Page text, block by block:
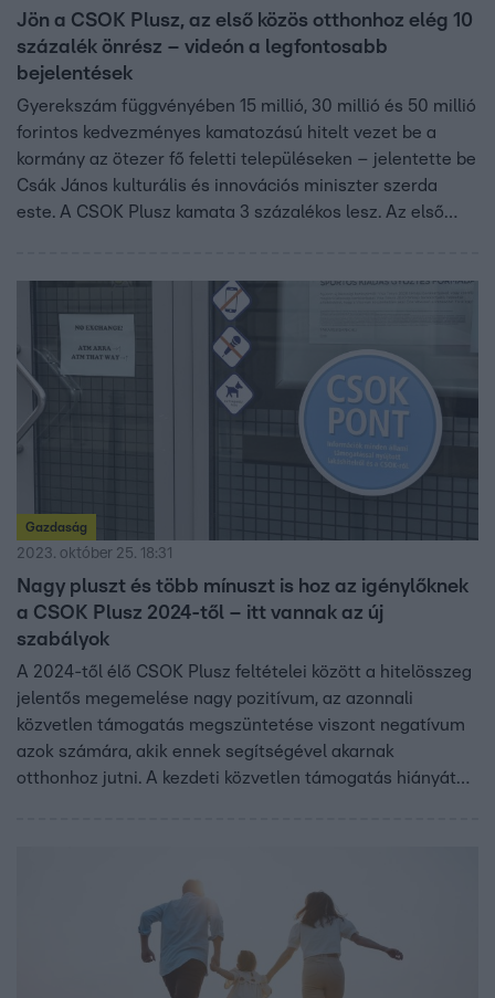
Jön a CSOK Plusz, az első közös otthonhoz elég 10
százalék önrész – videón a legfontosabb
bejelentések
Gyerekszám függvényében 15 millió, 30 millió és 50 millió
forintos kedvezményes kamatozású hitelt vezet be a
kormány az ötezer fő feletti településeken – jelentette be
Csák János kulturális és innovációs miniszter szerda
este. A CSOK Plusz kamata 3 százalékos lesz. Az első
akkor 20 százalék önrész szükséges.
Gazdaság
2023. október 25. 18:31
Nagy pluszt és több mínuszt is hoz az igénylőknek
a CSOK Plusz 2024-től – itt vannak az új
szabályok
A 2024-től élő CSOK Plusz feltételei között a hitelösszeg
jelentős megemelése nagy pozitívum, az azonnali
közvetlen támogatás megszüntetése viszont negatívum
azok számára, akik ennek segítségével akarnak
otthonhoz jutni. A kezdeti közvetlen támogatás hiányát